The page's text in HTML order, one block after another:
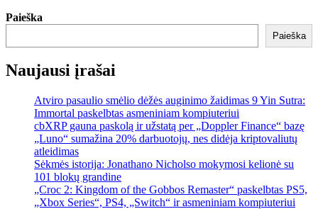
Paieška
Paieška
Naujausi įrašai
Atviro pasaulio smėlio dėžės auginimo žaidimas 9 Yin Sutra:
Immortal paskelbtas asmeniniam kompiuteriui
cbXRP gauna paskolą ir užstatą per „Doppler Finance“ bazę
„Luno“ sumažina 20% darbuotojų, nes didėja kriptovaliutų
atleidimas
Sėkmės istorija: Jonathano Nicholso mokymosi kelionė su
101 blokų grandine
„Croc 2: Kingdom of the Gobbos Remaster“ paskelbtas PS5,
„Xbox Series“, PS4, „Switch“ ir asmeniniam kompiuteriui